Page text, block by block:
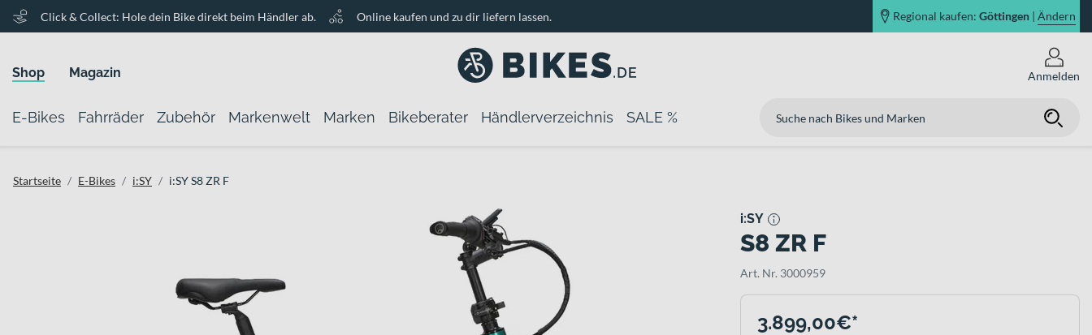
Click & Collect: Hole dein Bike direkt beim Händler ab. Online kaufen und zu dir liefern lassen. Regional kaufen: Göttingen | Ändern
Shop Magazin Anmelden
E-Bikes Fahrräder Zubehör Markenwelt Marken Bikeberater Händlerverzeichnis SALE %
Startseite E-Bikes i:SY i:SY S8 ZR F
i:SY
S8 ZR F
Art. Nr. 3000959
3.899,00€*